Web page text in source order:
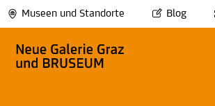
Museen und Standorte Blog